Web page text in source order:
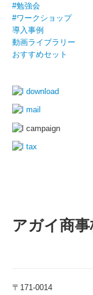
#勉強会
#ワークショップ
導入事例
動画ライブラリー
おすすめセット
アガイ商
〒171-0014